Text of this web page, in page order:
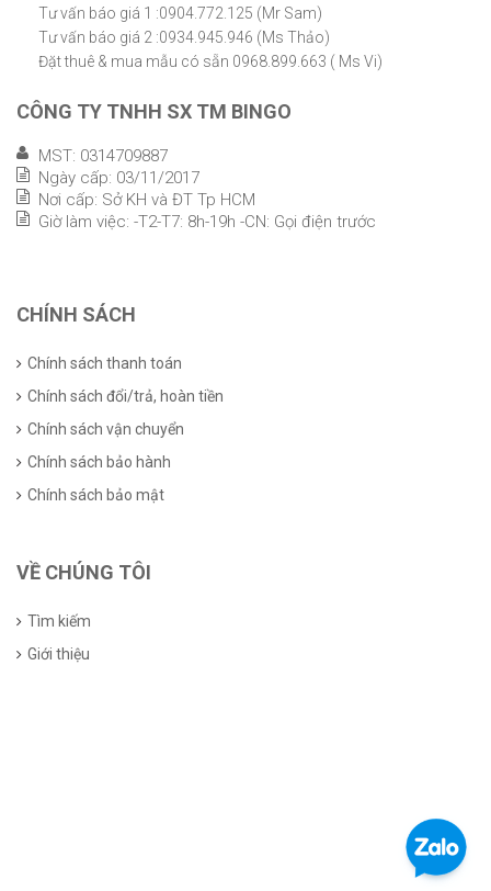
Tư vấn báo giá 1 :0904.772.125 (Mr Sam)
Tư vấn báo giá 2 :0934.945.946 (Ms Thảo)
Đặt thuê & mua mẫu có sẵn 0968.899.663 ( Ms Vi)
CÔNG TY TNHH SX TM BINGO
MST: 0314709887
Ngày cấp: 03/11/2017
Nơi cấp: Sở KH và ĐT Tp HCM
Giờ làm việc: -T2-T7: 8h-19h -CN: Gọi điện trước
CHÍNH SÁCH
Chính sách thanh toán
Chính sách đổi/trả, hoàn tiền
Chính sách vận chuyển
Chính sách bảo hành
Chính sách bảo mật
VỀ CHÚNG TÔI
Tìm kiếm
Giới thiệu